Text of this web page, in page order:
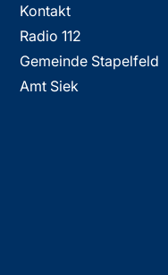
Kontakt
Radio 112
Gemeinde Stapelfeld
Amt Siek